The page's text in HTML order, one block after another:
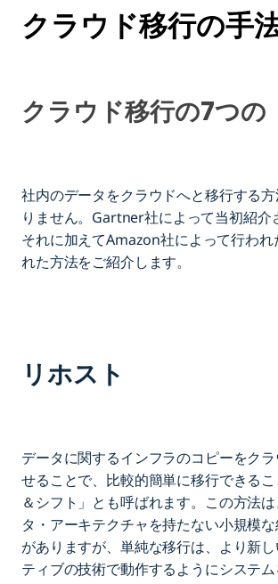
クラウド移行の手
クラウド移行の7つの
社内のデータをクラウドへと移行する
りません。Gartner社によって当初紹介
それに加えてAmazon社によって行われ
れた方法をご紹介します。
リホスト
データに関するインフラのコピーをク
せることで、比較的簡単に移行できる
＆シフト」とも呼ばれます。この方法
タ・アーキテクチャを持たない小規模
がありますが、単純な移行は、より新
ティブの技術で動作するようにシステ